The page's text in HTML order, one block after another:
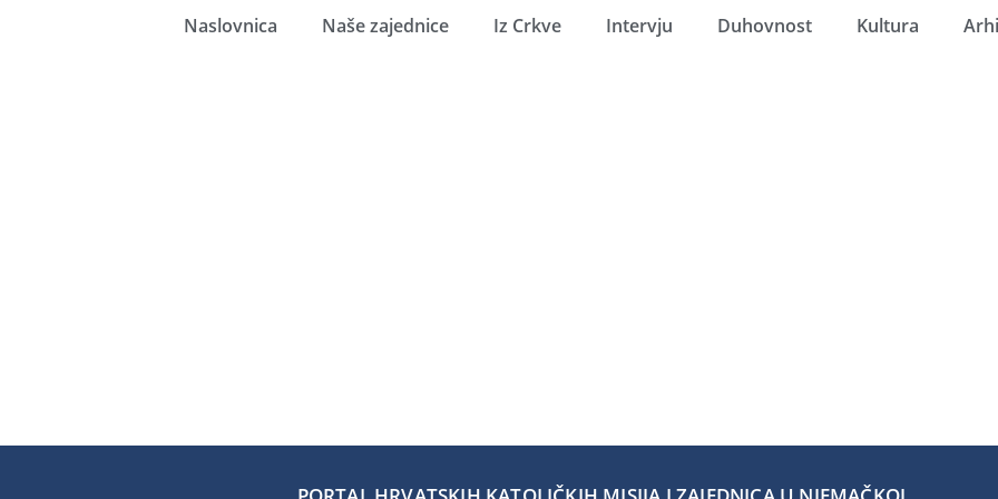
Naslovnica Naše zajednice Iz Crkve Intervju Duhovnost Kultura